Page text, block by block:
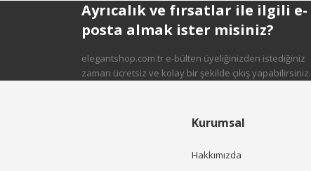
Ayrıcalık ve fırsatlar ile ilgili e-
posta almak ister misiniz?
elegantshop.com.tr e-bülten üyeliğinizden istediğiniz
zaman ücretsiz ve kolay bir şekilde çıkış yapabilirsiniz.
Kurumsal
Hakkımızda